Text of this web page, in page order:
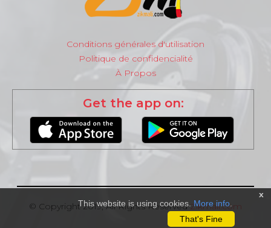
Conditions générales d'utilisation
Politique de confidencialité
À Propos
Get the app on:
© Copyright 2019, All Rights ReservedZikmali.com
x
This website is using cookies. More info
That's Fine